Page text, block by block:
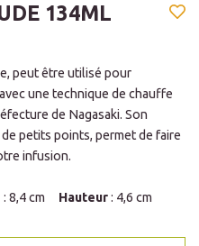
134ML
peut être utilisé pour
une technique de chauffe
de Nagasaki. Son
petits points, permet de faire
infusion.
: 8,4 cm Hauteur: 4,6 cm